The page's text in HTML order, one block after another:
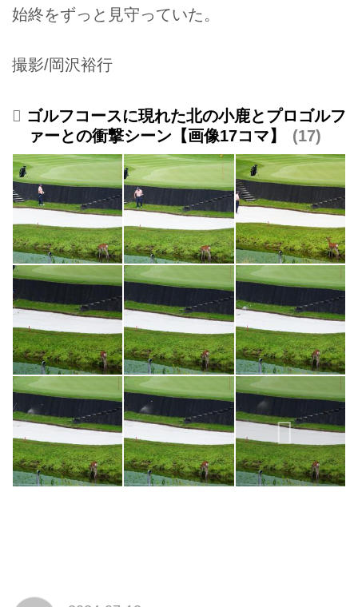
始終をずっと見守っていた。
撮影/岡沢裕行
ゴルフコースに現れた北の小鹿とプロゴルフ
ァーとの衝撃シーン【画像17コマ】
17